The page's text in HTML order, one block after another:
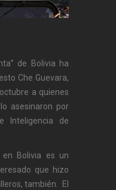
de Bolivia ha
Che Guevara,
a quienes
asesinaron por
Inteligencia de
Bolivia es un
que hizo
también. El